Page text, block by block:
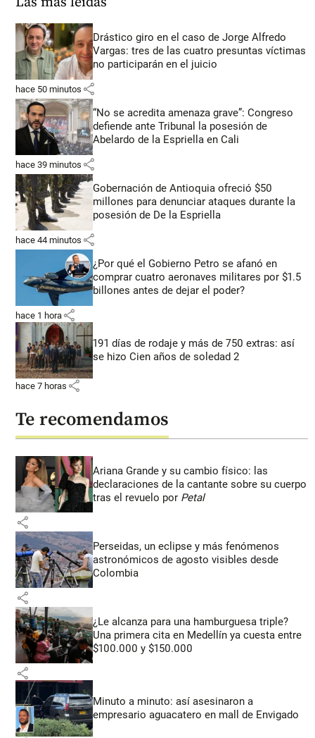
Drástico giro en el caso de Jorge Alfredo
Vargas: tres de las cuatro presuntas víctimas
no participarán en el juicio
hace 50 minutos share
“No se acredita amenaza grave”: Congreso
defiende ante Tribunal la posesión de
Abelardo de la Espriella en Cali
hace 39 minutos share
Gobernación de Antioquia ofreció $50
millones para denunciar ataques durante la
posesión de De la Espriella
hace 44 minutos share
¿Por qué el Gobierno Petro se afanó en
comprar cuatro aeronaves militares por $1.5
billones antes de dejar el poder?
hace 1 hora share
191 días de rodaje y más de 750 extras: así
se hizo Cien años de soledad 2
hace 7 horas share
Te recomendamos
Ariana Grande y su cambio físico: las
declaraciones de la cantante sobre su cuerpo
tras el revuelo por Petal
share
Perseidas, un eclipse y más fenómenos
astronómicos de agosto visibles desde
Colombia
share
¿Le alcanza para una hamburguesa triple?
Una primera cita en Medellín ya cuesta entre
$100.000 y $150.000
share
Minuto a minuto: así asesinaron a
empresario aguacatero en mall de Envigado